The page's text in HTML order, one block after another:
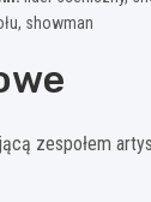
showman
zespołem